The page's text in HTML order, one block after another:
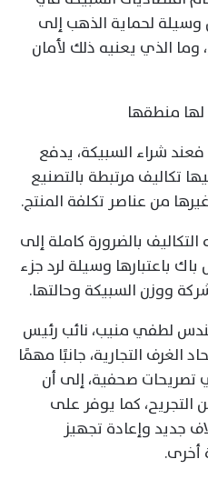
لحماية الذهب إلى
وما الذي يعنيه ذلك لأمان
لها منطقها
شراء السبيكة، يدفع
تكاليف مرتبطة بالتصنيع
من عناصر تكلفة المنتج.
بالضرورة كاملة إلى
باعتبارها وسيلة لرد جزء
ووزن السبيكة وحالتها.
لطفي منيب، نائب رئيس
الغرف التجارية، جانبًا مهمًا
تصريحات صحفية، إلى أن
التجريح، كما يوفر على
جديد وإعادة تجهيز
أخرى.